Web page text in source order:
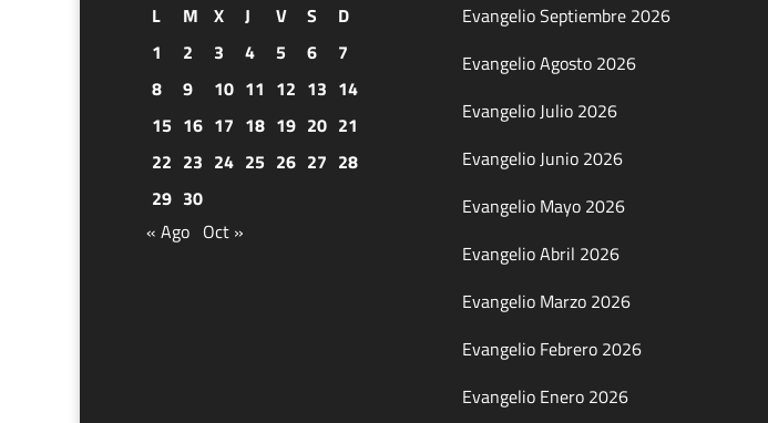
L M X J V S
D
1
2 3 4 5 6
7
8
9 10 11 12 13 14
15 16 17 18 19 20 21
22 23 24 25 26 27 28
29 30
« Ago Oct »
Evangelio Septiembre 2026
Evangelio Agosto 2026
Evangelio Julio 2026
Evangelio Junio 2026
Evangelio Mayo 2026
Evangelio Abril 2026
Evangelio Marzo 2026
Evangelio Febrero 2026
Evangelio Enero 2026